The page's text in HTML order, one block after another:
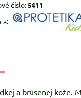
číslo:5411
a brúsenej kože.